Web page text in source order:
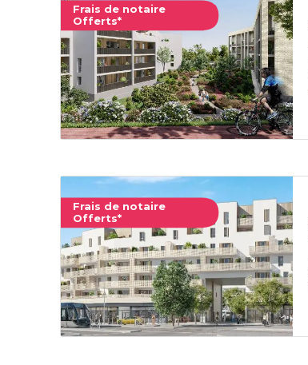
Frais de notaire
Offerts*
Frais de notaire
Offerts*